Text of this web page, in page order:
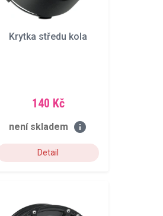
Krytka středu kola
140 Kč
není skladem info
Detail